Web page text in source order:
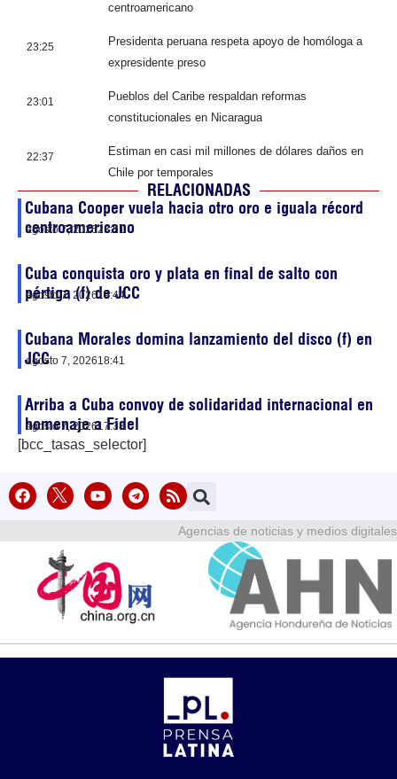
centroamericano
23:25
Presidenta peruana respeta apoyo de homóloga a
expresidente preso
23:01
Pueblos del Caribe respaldan reformas
constitucionales en Nicaragua
22:37
Estiman en casi mil millones de dólares daños en
Chile por temporales
RELACIONADAS
Cubana Cooper vuela hacia otro oro e iguala récord
centroamericano
agosto 7, 202623:51
Cuba conquista oro y plata en final de salto con
pértiga (f) de JCC
agosto 7, 202619:44
Cubana Morales domina lanzamiento del disco (f) en
JCC
agosto 7, 202618:41
Arriba a Cuba convoy de solidaridad internacional en
homenaje a Fidel
agosto 7, 202617:38
[bcc_tasas_selector]
Agencias de noticias y medios digitales